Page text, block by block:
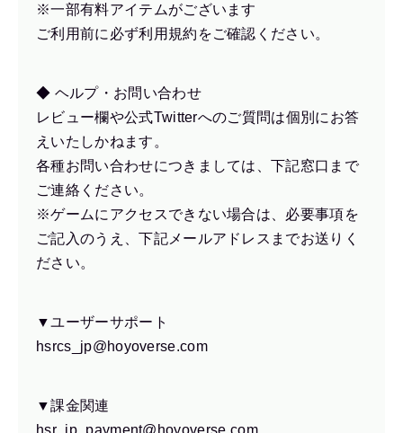
※一部有料アイテムがございます
ご利用前に必ず利用規約をご確認ください。
◆ ヘルプ・お問い合わせ
レビュー欄や公式Twitterへのご質問は個別にお答
えいたしかねます。
各種お問い合わせにつきましては、下記窓口まで
ご連絡ください。
※ゲームにアクセスできない場合は、必要事項を
ご記入のうえ、下記メールアドレスまでお送りく
ださい。
▼ユーザーサポート
hsrcs_jp@hoyoverse.com
▼課金関連